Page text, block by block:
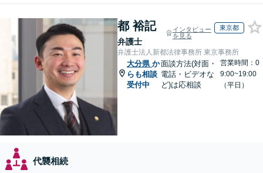
都 裕記
弁護士
インタビュー
を見る
東京都
弁護士法人新都法律事務所 東京事務所
大分県 か
らも相談
受付中
面談方法(対面・
電話・ビデオな
ど)は応相談
営業時間：0
9:00~19:00
（平日）
代襲相続